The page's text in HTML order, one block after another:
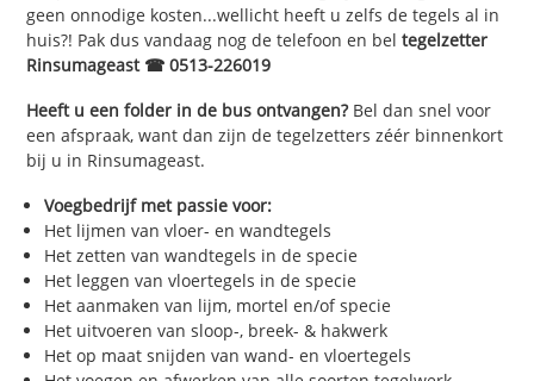
geen onnodige kosten...wellicht heeft u zelfs de tegels al in
huis?! Pak dus vandaag nog de telefoon en beltegelzetter
Rinsumageast ☎ 0513-226019
Heeft u een folder in de bus ontvangen?Bel dan snel voor
een afspraak, want dan zijn de tegelzetters zéér binnenkort
bij u in Rinsumageast.
Voegbedrijf met passie voor:
Het lijmen van vloer- en wandtegels
Het zetten van wandtegels in de specie
Het leggen van vloertegels in de specie
Het aanmaken van lijm, mortel en/of specie
Het uitvoeren van sloop-, breek- & hakwerk
Het op maat snijden van wand- en vloertegels